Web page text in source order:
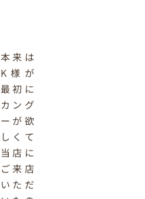
本来は
K様が
最初に
カング
ーが欲
しくて
当店に
ご来店
いただ